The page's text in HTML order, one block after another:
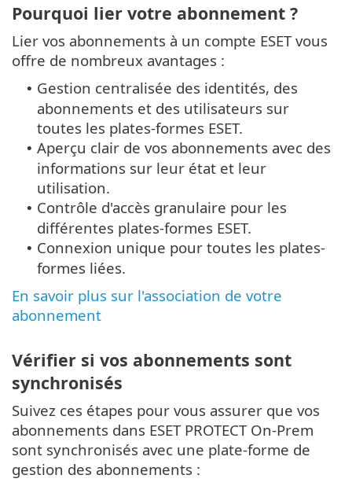
Pourquoi lier votre abonnement ?
Lier vos abonnements à un compte ESET vous
offre de nombreux avantages :
• Gestion centralisée des identités, des
abonnements et des utilisateurs sur
toutes les plates-formes ESET.
• Aperçu clair de vos abonnements avec des
informations sur leur état et leur
utilisation.
• Contrôle d'accès granulaire pour les
différentes plates-formes ESET.
• Connexion unique pour toutes les plates-
formes liées.
En savoir plus sur l'association de votre
abonnement
Vérifier si vos abonnements sont
synchronisés
Suivez ces étapes pour vous assurer que vos
abonnements dans ESET PROTECT On-Prem
sont synchronisés avec une plate-forme de
gestion des abonnements :